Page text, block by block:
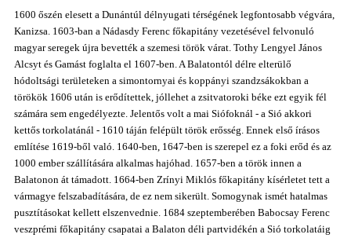
1600 őszén elesett a Dunántúl délnyugati térségének legfontosabb végvára,
Kanizsa. 1603-ban a Nádasdy Ferenc főkapitány vezetésével felvonuló
magyar seregek újra bevették a szemesi török várat. Tothy Lengyel János
Alcsyt és Gamást foglalta el 1607-ben. A Balatontól délre elterülő
hódoltsági területeken a simontornyai és koppányi szandzsákokban a
törökök 1606 után is erődítettek, jóllehet a zsitvatoroki béke ezt egyik fél
számára sem engedélyezte. Jelentős volt a mai Siófoknál - a Sió akkori
kettős torkolatánál - 1610 táján felépült török erősség. Ennek első írásos
említése 1619-ből való. 1640-ben, 1647-ben is szerepel ez a foki erőd és az
1000 ember szállítására alkalmas hajóhad. 1657-ben a török innen a
Balatonon át támadott. 1664-ben Zrínyi Miklós főkapitány kísérletet tett a
vármagye felszabadítására, de ez nem sikerült. Somogynak ismét hatalmas
pusztításokat kellett elszenvednie. 1684 szeptemberében Babocsay Ferenc
veszprémi főkapitány csapatai a Balaton déli partvidékén a Sió torkolatáig